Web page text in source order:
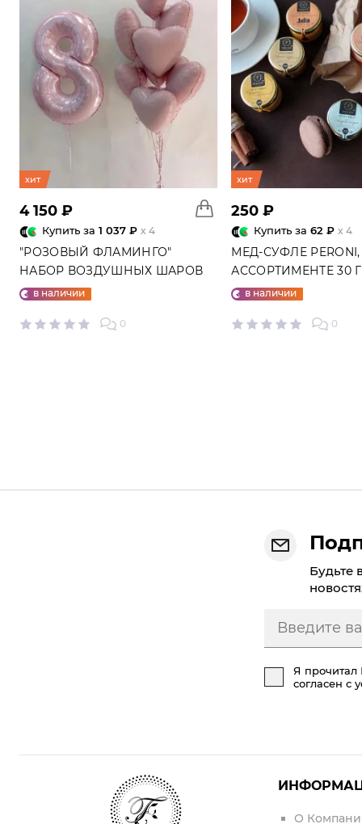
хит
4 150 ₽
Купить за 1 037 ₽ x 4
"РОЗОВЫЙ ФЛАМИНГО"
НАБОР ВОЗДУШНЫХ ШАРОВ
№25в наличии
0
хит
250 ₽
Купить за 62 ₽ x 4
МЕД-СУФЛЕ
АССОРТИМЕНТЕ 30
в наличии
0
Будьте
Я прочитал
согласен с
О